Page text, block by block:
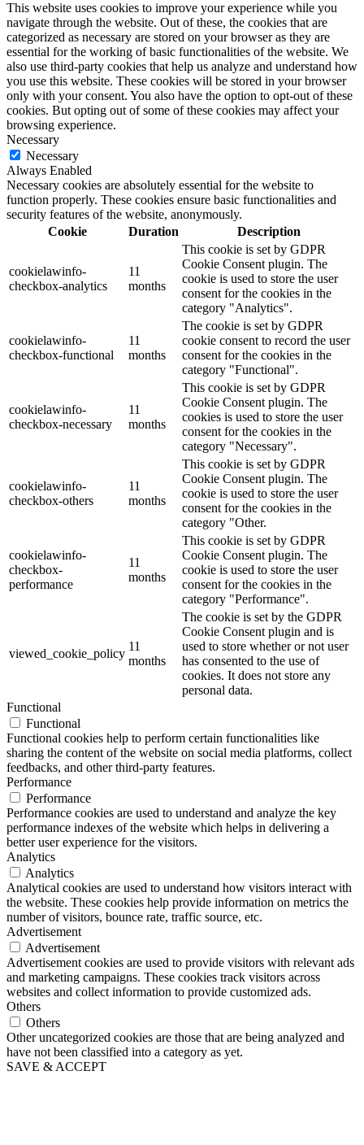
This website uses cookies to improve your experience while you
navigate through the website. Out of these, the cookies that are
categorized as necessary are stored on your browser as they are
essential for the working of basic functionalities of the website. We
also use third-party cookies that help us analyze and understand how
you use this website. These cookies will be stored in your browser
only with your consent. You also have the option to opt-out of these
cookies. But opting out of some of these cookies may affect your
browsing experience.
Necessary
Necessary
Always Enabled
Necessary cookies are absolutely essential for the website to
function properly. These cookies ensure basic functionalities and
security features of the website, anonymously.
Cookie
Duration Description
cookielawinfo-
checkbox-analytics
11
months
This cookie is set by GDPR
Cookie Consent plugin. The
cookie is used to store the user
consent for the cookies in the
category "Analytics".
cookielawinfo-
checkbox-functional
11
months
The cookie is set by GDPR
cookie consent to record the user
consent for the cookies in the
category "Functional".
cookielawinfo-
checkbox-necessary
11
months
This cookie is set by GDPR
Cookie Consent plugin. The
cookies is used to store the user
consent for the cookies in the
category "Necessary".
cookielawinfo-
checkbox-others
11
months
This cookie is set by GDPR
Cookie Consent plugin. The
cookie is used to store the user
consent for the cookies in the
category "Other.
cookielawinfo-
checkbox-
performance
11
months
This cookie is set by GDPR
Cookie Consent plugin. The
cookie is used to store the user
consent for the cookies in the
category "Performance".
viewed_cookie_policy
11
months
The cookie is set by the GDPR
Cookie Consent plugin and is
used to store whether or not user
has consented to the use of
cookies. It does not store any
personal data.
Functional
Functional
Functional cookies help to perform certain functionalities like
sharing the content of the website on social media platforms, collect
feedbacks, and other third-party features.
Performance
Performance
Performance cookies are used to understand and analyze the key
performance indexes of the website which helps in delivering a
better user experience for the visitors.
Analytics
Analytics
Analytical cookies are used to understand how visitors interact with
the website. These cookies help provide information on metrics the
number of visitors, bounce rate, traffic source, etc.
Advertisement
Advertisement
Advertisement cookies are used to provide visitors with relevant ads
and marketing campaigns. These cookies track visitors across
websites and collect information to provide customized ads.
Others
Others
Other uncategorized cookies are those that are being analyzed and
have not been classified into a category as yet.
SAVE & ACCEPT